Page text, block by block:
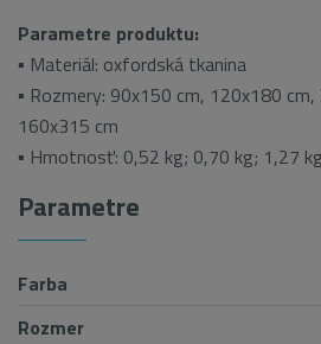
Parametre produktu:
▪ Materiál: oxfordská tkanina
▪ Rozmery: 90x150 cm, 120x180
160x315 cm
▪ Hmotnosť: 0,52 kg; 0,70 kg; 1,27
Parametre
Farba
Rozmer